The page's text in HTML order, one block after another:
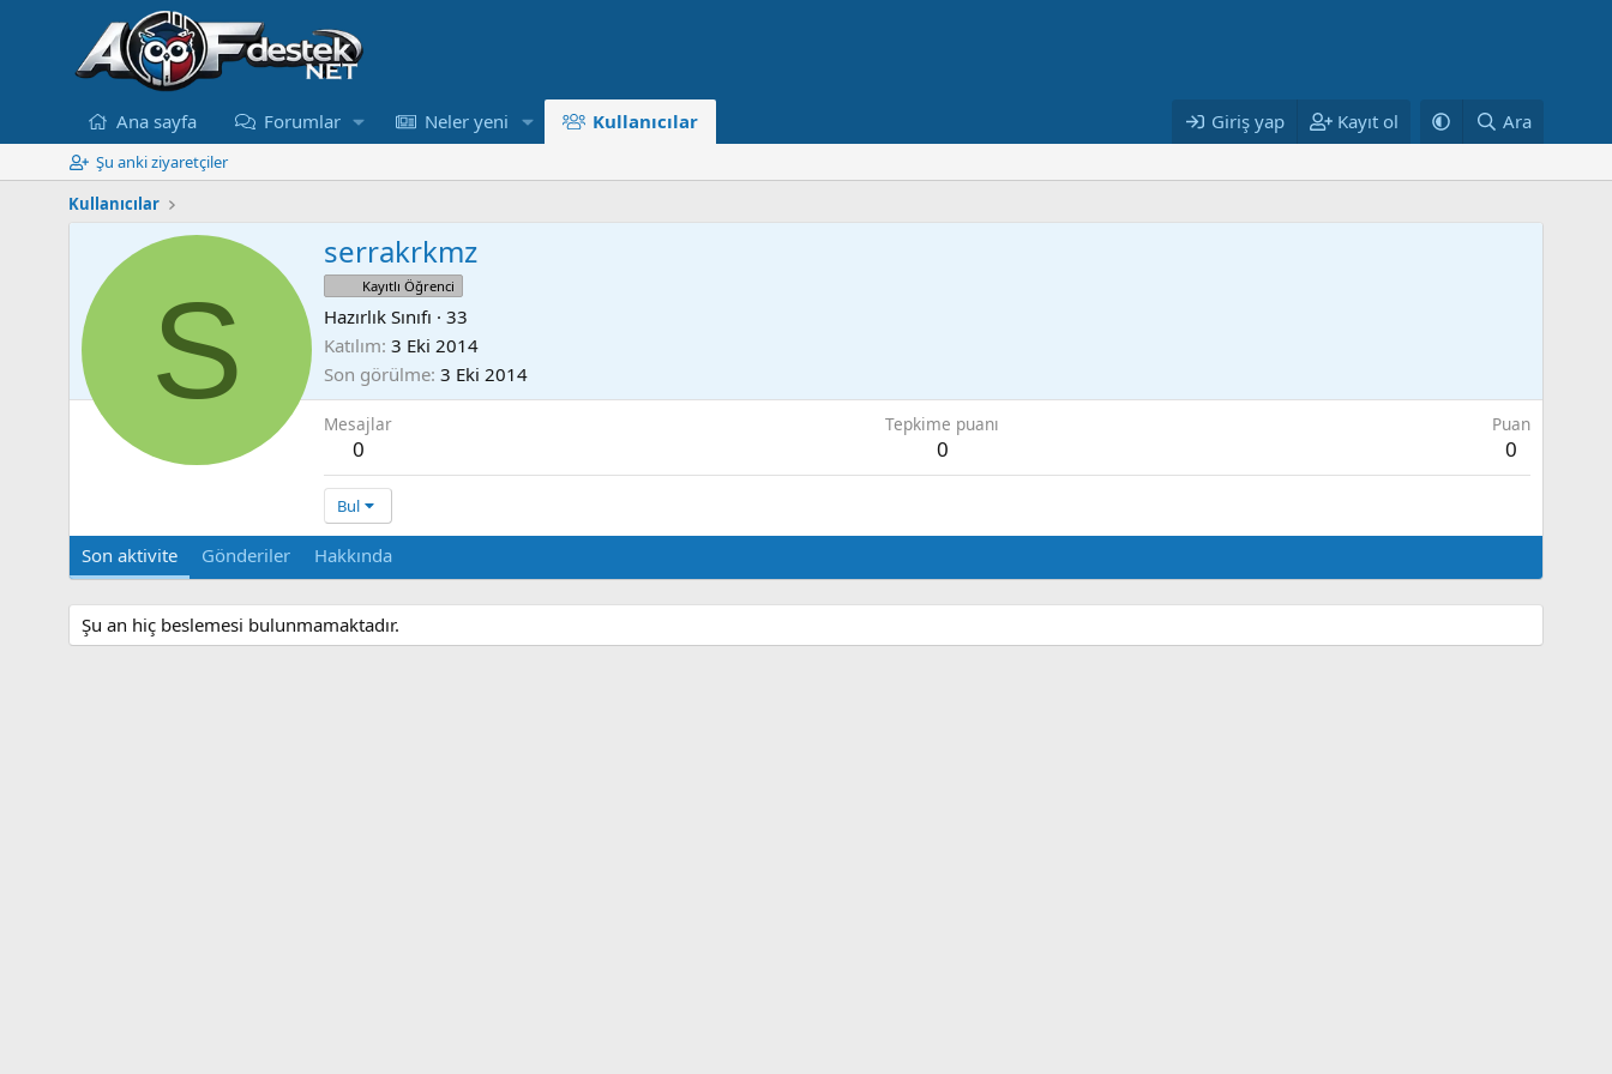
Ana sayfa Forumlar Neler yeni Kullanıcılar Giriş yap Kayıt ol Ara
Şu anki ziyaretçiler
Kullanıcılar
S
serrakrkmz
Kayıtlı Öğrenci
Hazırlık Sınıfı · 33
Katılım 3 Eki 2014
Son görülme 3 Eki 2014
Mesajlar
0
Tepkime puanı
0
Puan
0
Bul
Son aktivite Gönderiler Hakkında
Şu an hiç beslemesi bulunmamaktadır.